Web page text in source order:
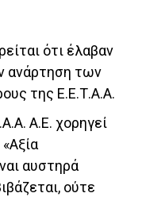
ότι έλαβαν
ανάρτηση των
της Ε.Ε.Τ.Α.Α.
Α.Ε. χορηγεί
αυστηρά
ούτε